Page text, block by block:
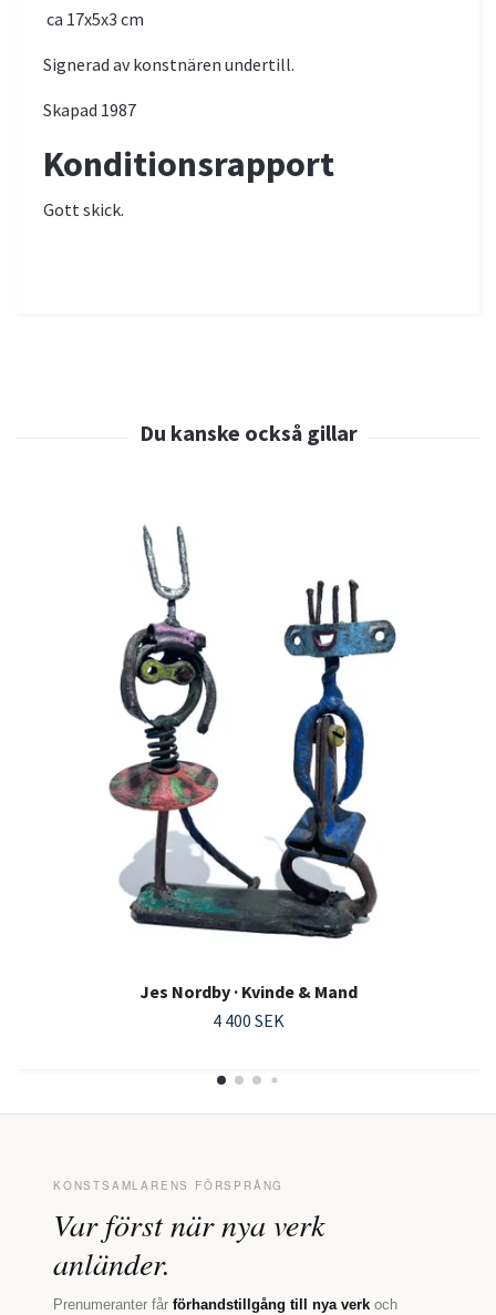
ca 17x5x3 cm
Signerad av konstnären undertill.
Skapad 1987
Konditionsrapport
Gott skick.
Jes Nordby · Kvinde & Mand
4 400 SEK
KONSTSAMLARENS FÖRSPRÅNG
Var först när nya verk
anländer.
Prenumeranter får förhandstillgång till nya verk och